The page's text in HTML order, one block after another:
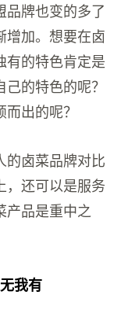
品牌也变的多了
增加。想要在卤
有的特色肯定是
的特色的呢？
出的呢？
的卤菜品牌对比
，还可以是服务
产品是重中之
我有